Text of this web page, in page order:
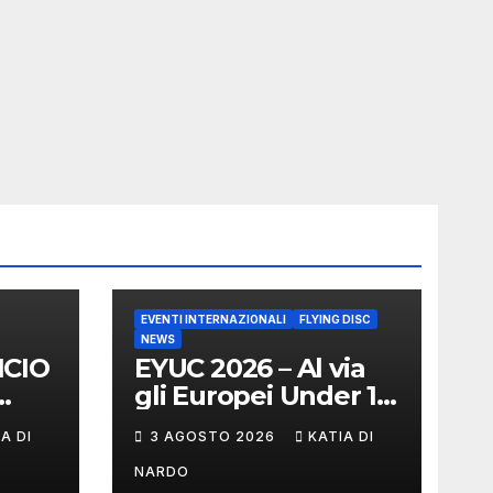
DI
EVENTI INTERNAZIONALI
FLYING DISC
NEWS
EYUC 2026 – Al via
gli Europei Under 17
a Vienna
3 AGOSTO 2026 KATIA DI
NARDO